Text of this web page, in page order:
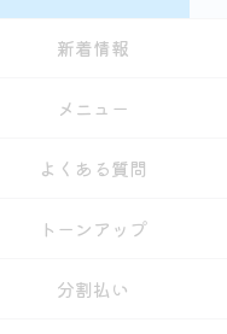
新着情報
メニュー
よくある質問
トーンアップ
分割払い